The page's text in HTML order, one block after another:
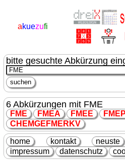
akuezufi
bitte gesuchte Abkürzung
6 Abkürzungen mit FME
FME FMEA FME E FME P
CHEMGE FME RKV
home kontakt neuste
impressum
datenschutz